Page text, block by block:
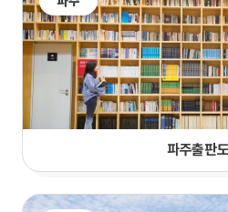
파주출판